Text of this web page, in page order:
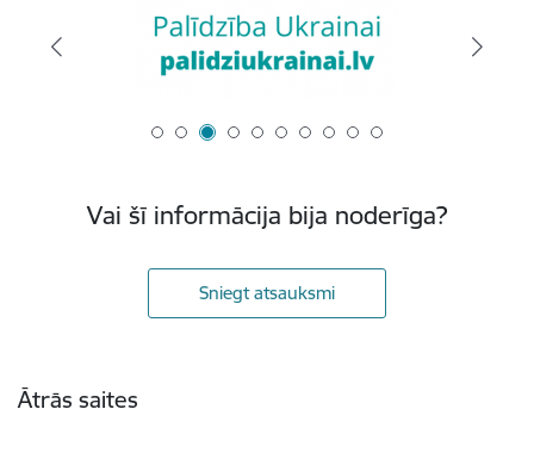
Vai šī informācija bija noderīga?
Sniegt atsauksmi
Ātrās saites